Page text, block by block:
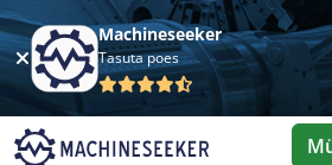
Machineseeker
Tasuta poes